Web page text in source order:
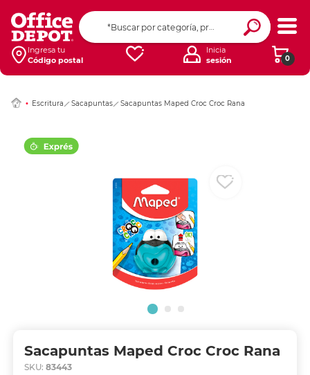
Ingresa tu
Código postal
0
Inicia
sesión
Escritura Sacapuntas Sacapuntas Maped Croc Croc Rana
Sacapuntas Maped Croc Croc Rana
SKU: 83443
Ingresar Codigo